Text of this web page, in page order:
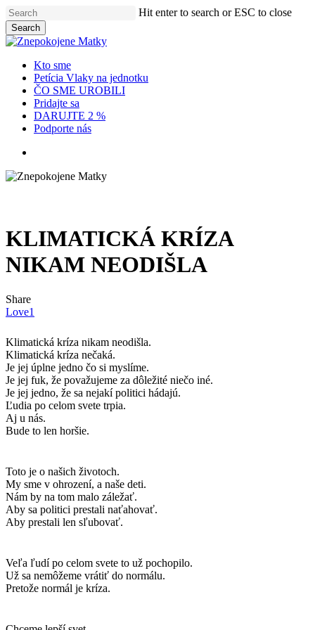
Skip
to
main
content
Hit enter to search or ESC to close
Search
Close
Menu
Kto sme
Petícia Vlaky na jednotku
ČO SME UROBILI
Pridajte sa
DARUJTE 2 %
Podporte nás
KLIMATICKÁ KRÍZA
NIKAM NEODIŠLA
Share
Love1
Klimatická kríza nikam neodišla.
Klimatická kríza nečaká.
Je jej úplne jedno čo si myslíme.
Je jej fuk, že považujeme za dôležité niečo iné.
Je jej jedno, že sa nejakí politici hádajú.
Ľudia po celom svete trpia.
Aj u nás.
Bude to len horšie.
Toto je o našich životoch.
My sme v ohrození, a naše deti.
Nám by na tom malo záležať.
Aby sa politici prestali naťahovať.
Aby prestali len sľubovať.
Veľa ľudí po celom svete to už pochopilo.
Už sa nemôžeme vrátiť do normálu.
Pretože normál je kríza.